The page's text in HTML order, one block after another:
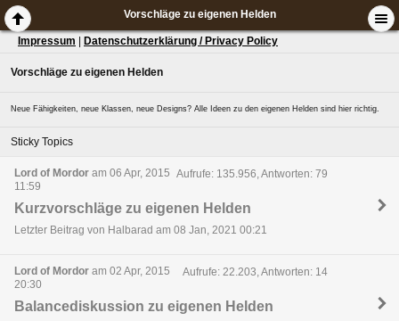
Vorschläge zu eigenen Helden
Impressum Datenschutzerklärung / Privacy Policy
Vorschläge zu eigenen Helden
Neue Fähigkeiten, neue Klassen, neue Designs? Alle Ideen zu den eigenen Helden sind hier richtig.
Sticky Topics
Lord of Mordor am 06 Apr, 2015
11:59
Aufrufe: 135.956, Antworten: 79
Kurzvorschläge zu eigenen Helden
Letzter Beitrag von Halbarad am 08 Jan, 2021 00:21
Lord of Mordor am 02 Apr, 2015
20:30
Aufrufe: 22.203, Antworten: 14
Balancediskussion zu eigenen Helden